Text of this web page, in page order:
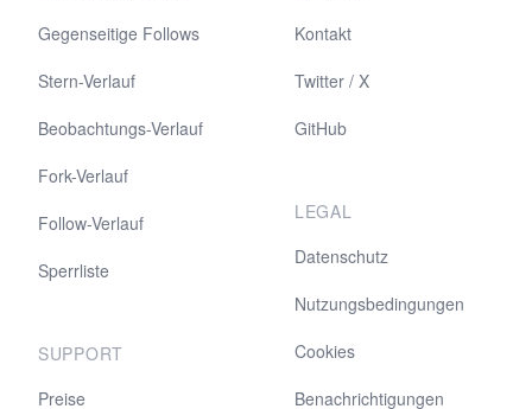
Gegenseitige Follows
Stern-Verlauf
Beobachtungs-Verlauf
Fork-Verlauf
Follow-Verlauf
Sperrliste
SUPPORT
Preise
Kontakt
Twitter / X
GitHub
LEGAL
Datenschutz
Nutzungsbedingungen
Cookies
Benachrichtigungen